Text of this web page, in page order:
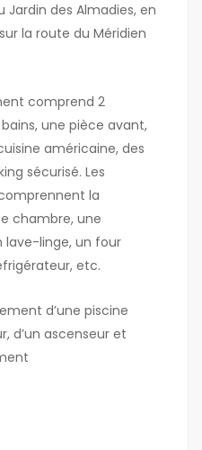
des Almadies, en
la route du Méridien
comprend 2
une pièce avant,
américaine, des
sécurisé. Les
la
chambre, une
lave-linge, un four
etc.
d’une piscine
d’un ascenseur et